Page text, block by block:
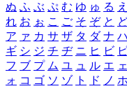
ぬ ふ ぶ ぷ む ゆ ゅ る え
れ お ぉ こ ご そ ぞ と
ア ァ カ サ ザ タ ダ ナ ハ
ギ シ ジ チ ヂ ニ ヒ ビ
フ ブ プ ム ユ ュ ル エ ェ
ォ コ ゴ ソ ゾ ト ド ノ ホ